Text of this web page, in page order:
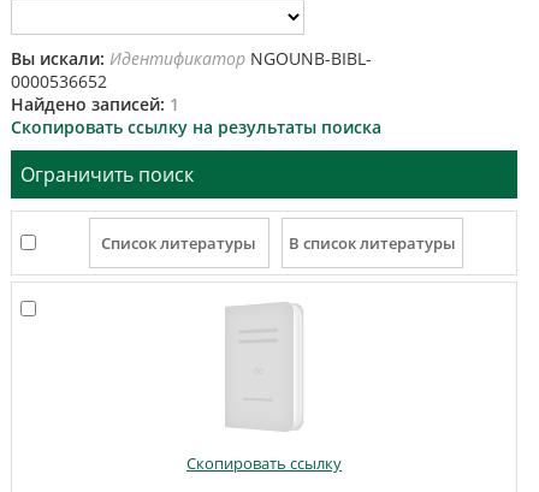
Вы искали: ИдентификаторNGOUNB-BIBL-
0000536652
Найдено записей: 1
Скопировать ссылку на результаты поиска
Ограничить поиск
Скопировать ссылку